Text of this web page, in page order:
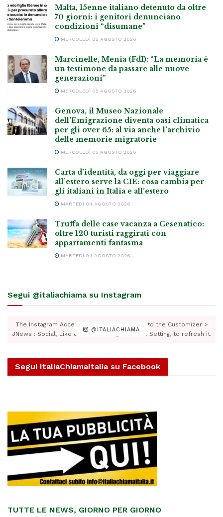
Malta, 15enne italiano detenuto da oltre
70 giorni: i genitori denunciano
condizioni “disumane”
MERCOLEDÌ 05 AGOSTO 2026
Marcinelle, Menia (FdI): “La memoria è
un testimone da passare alle nuove
generazioni”
MERCOLEDÌ 05 AGOSTO 2026
Genova, il Museo Nazionale
dell’Emigrazione diventa oasi climatica
per gli over 65: al via anche l’archivio
delle memorie migratorie
MERCOLEDÌ 05 AGOSTO 2026
Carta d’identità, da oggi per viaggiare
all’estero serve la CIE: cosa cambia per
gli italiani in Italia e all’estero
MARTEDÌ 04 AGOSTO 2026
Truffa delle case vacanza a Cesenatico:
oltre 120 turisti raggirati con
appartamenti fantasma
MARTEDÌ 04 AGOSTO 2026
Segui @italiachiama su Instagram
@ITALIACHIAMA
The Instagram Access Token is expired, Go to the Customizer >
JNews : Social, Like & View > Instagram Feed Setting, to refresh it.
Segui ItaliaChiamaItalia su Facebook
TUTTE LE NEWS, GIORNO PER GIORNO